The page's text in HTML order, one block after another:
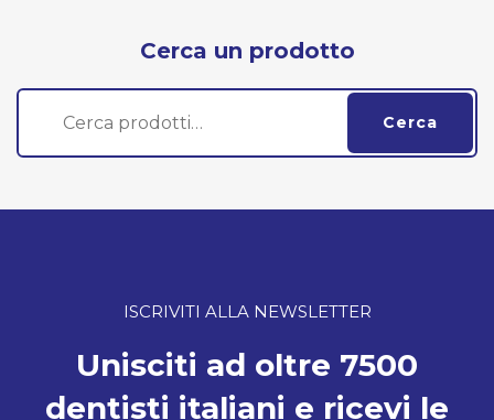
Cerca un prodotto
Cerca:
Cerca
ISCRIVITI ALLA NEWSLETTER
Unisciti ad oltre 7500
dentisti italiani e ricevi le